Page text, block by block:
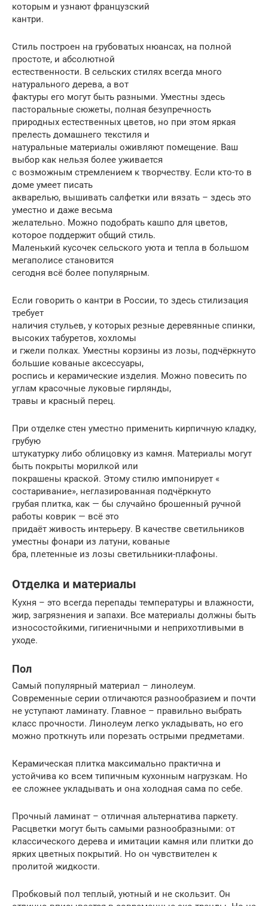
которым и узнают французский
кантри.
Стиль построен на грубоватых нюансах, на полной
простоте, и абсолютной
естественности. В сельских стилях всегда много
натурального дерева, а вот
фактуры его могут быть разными. Уместны здесь
пасторальные сюжеты, полная безупречность
природных естественных цветов, но при этом яркая
прелесть домашнего текстиля и
натуральные материалы оживляют помещение. Ваш
выбор как нельзя более уживается
с возможным стремлением к творчеству. Если кто-то в
доме умеет писать
акварелью, вышивать салфетки или вязать – здесь это
уместно и даже весьма
желательно. Можно подобрать кашпо для цветов,
которое поддержит общий стиль.
Маленький кусочек сельского уюта и тепла в большом
мегаполисе становится
сегодня всё более популярным.
Если говорить о кантри в России, то здесь стилизация
требует
наличия стульев, у которых резные деревянные спинки,
высоких табуретов, хохломы
и гжели полках. Уместны корзины из лозы, подчёркнуто
большие кованые аксессуары,
роспись и керамические изделия. Можно повесить по
углам красочные луковые гирлянды,
травы и красный перец.
При отделке стен уместно применить кирпичную кладку,
грубую
штукатурку либо облицовку из камня. Материалы могут
быть покрыты морилкой или
покрашены краской. Этому стилю импонирует «
состаривание», неглазированная подчёркнуто
грубая плитка, как — бы случайно брошенный ручной
работы коврик — всё это
придаёт живость интерьеру. В качестве светильников
уместны фонари из латуни, кованые
бра, плетенные из лозы светильники-плафоны.
Отделка и материалы
Кухня – это всегда перепады температуры и влажности,
жир, загрязнения и запахи. Все материалы должны быть
износостойкими, гигиеничными и неприхотливыми в
уходе.
Пол
Самый популярный материал – линолеум.
Современные серии отличаются разнообразием и почти
не уступают ламинату. Главное – правильно выбрать
класс прочности. Линолеум легко укладывать, но его
можно проткнуть или порезать острыми предметами.
Керамическая плитка максимально практична и
устойчива ко всем типичным кухонным нагрузкам. Но
ее сложнее укладывать и она холодная сама по себе.
Прочный ламинат – отличная альтернатива паркету.
Расцветки могут быть самыми разнообразными: от
классического дерева и имитации камня или плитки до
ярких цветных покрытий. Но он чувствителен к
пролитой жидкости.
Пробковый пол теплый, уютный и не скользит. Он